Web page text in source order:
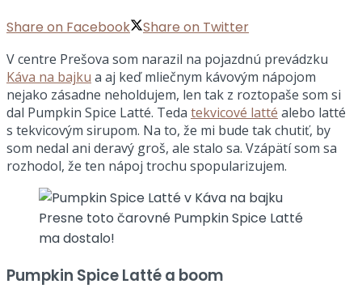
Share on Facebook Share on Twitter
V centre Prešova som narazil na pojazdnú prevádzku
Káva na bajku a aj keď mliečnym kávovým nápojom
nejako zásadne neholdujem, len tak z roztopaše som si
dal Pumpkin Spice Latté. Teda tekvicové latté alebo latté
s tekvicovým sirupom. Na to, že mi bude tak chutiť, by
som nedal ani deravý groš, ale stalo sa. Vzápätí som sa
rozhodol, že ten nápoj trochu spopularizujem.
Presne toto čarovné Pumpkin Spice Latté
ma dostalo!
Pumpkin Spice Latté a boom